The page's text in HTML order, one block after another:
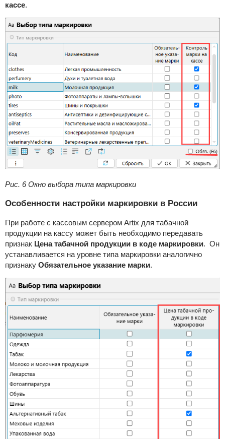
кассе.
Рис. 6 Окно выбора типа маркировки
Особенности настройки маркировки в России
При работе с кассовым сервером Artix для табачной
продукции на кассу может быть необходимо передавать
признак Цена табачной продукции в коде маркировки. Он
устанавливается на уровне типа маркировки аналогично
признаку Обязательное указание марки.